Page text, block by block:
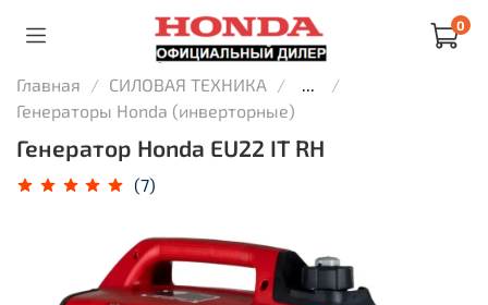
0
Главная СИЛОВАЯ ТЕХНИКА
...
Генераторы Honda (инверторные)
Генератор Honda EU22 IT RH
(7)